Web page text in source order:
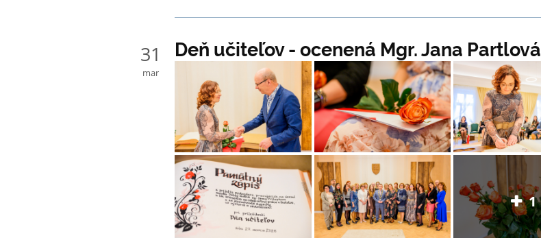
31
mar
Deň učiteľov - ocenená Mgr. Jana Partlová
1